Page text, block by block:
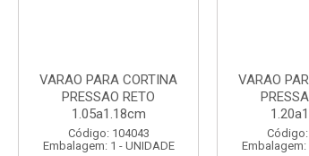
VARAO PARA CORTINA
PRESSAO RETO
1.20a1.33cm
Código: 104051
Embalagem: 1 - UNIDADE
VARAO
Código:
Embalagem: